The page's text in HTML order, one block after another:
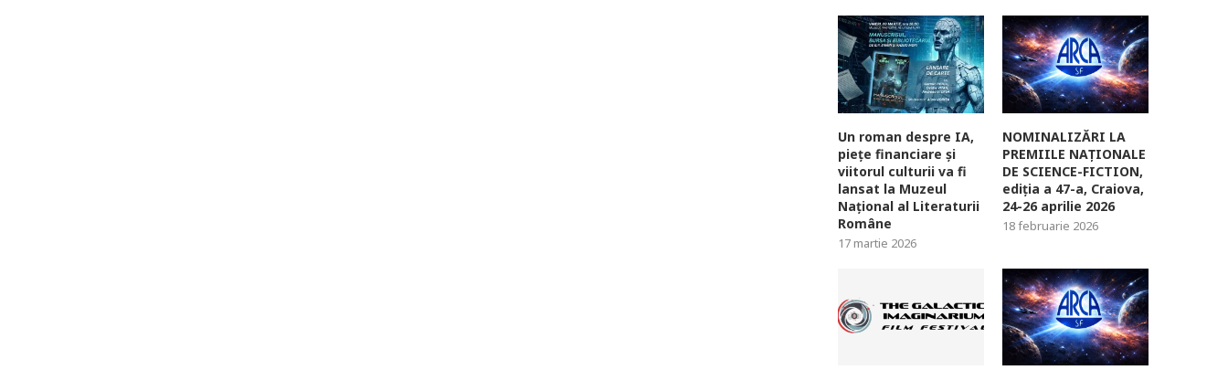
Un roman despre IA,
piețe financiare și
viitorul culturii va fi
lansat la Muzeul
Național al Literaturii
Române
17 martie 2026
NOMINALIZĂRI LA
PREMIILE NAȚIONALE
DE SCIENCE-FICTION,
ediția a 47-a, Craiova,
24-26 aprilie 2026
18 februarie 2026